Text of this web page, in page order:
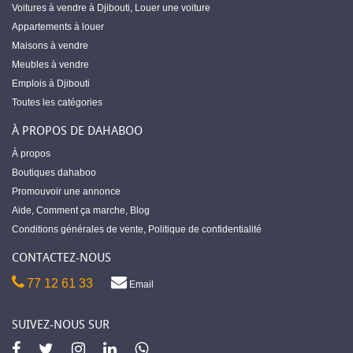
Voitures à vendre à Djibouti, Louer une voiture
Appartements à louer
Maisons à vendre
Meubles à vendre
Emplois à Djibouti
Toutes les catégories
À PROPOS DE DAHABOO
À propos
Boutiques dahaboo
Promouvoir une annonce
Aide, Comment ça marche, Blog
Conditions générales de vente, Politique de confidentialité
CONTACTEZ-NOUS
77 12 61 33 Email
SUIVEZ-NOUS SUR